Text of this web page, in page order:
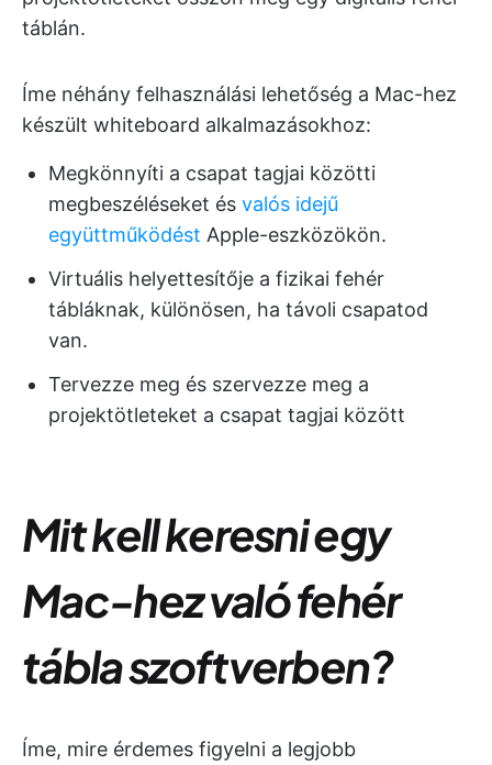
táblán.
Íme néhány felhasználási lehetőség a Mac-hez
készült whiteboard alkalmazásokhoz:
Megkönnyíti a csapat tagjai közötti
megbeszéléseket és valós idejű
együttműködést Apple-eszközökön.
Virtuális helyettesítője a fizikai fehér
tábláknak, különösen, ha távoli csapatod
van.
Tervezze meg és szervezze meg a
projektötleteket a csapat tagjai között
Mit kell keresni egy
Mac-hez való fehér
tábla szoftverben?
Íme, mire érdemes figyelni a legjobb